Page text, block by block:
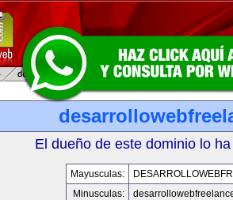
El dueño de este dominio lo
Mayusculas:
Minusculas: